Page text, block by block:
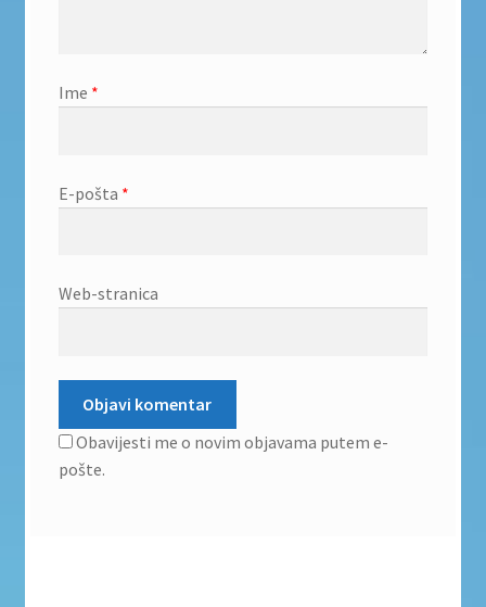
Ime *
E-pošta *
Web-stranica
Obavijesti me o novim objavama putem e-
pošte.